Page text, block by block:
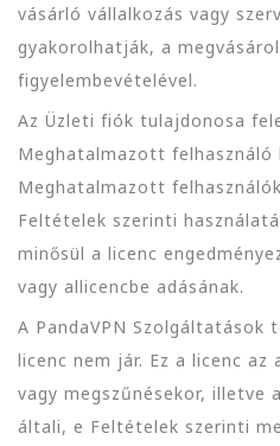
vásárló vállalkozás vagy
gyakorolhatják, a
figyelembevételével.
Az Üzleti fiók tulajdonosa
Meghatalmazott
Meghatalmazott
Feltételek szerinti
minősül a licenc
vagy allicencbe adásának.
A PandaVPN Szolgáltatások
licenc nem jár. Ez a licenc
vagy megszűnésekor, illetve
általi, e Feltételek szerinti